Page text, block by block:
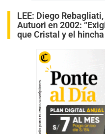
LEE: Diego
Autuori en 2002:
que Cristal y el